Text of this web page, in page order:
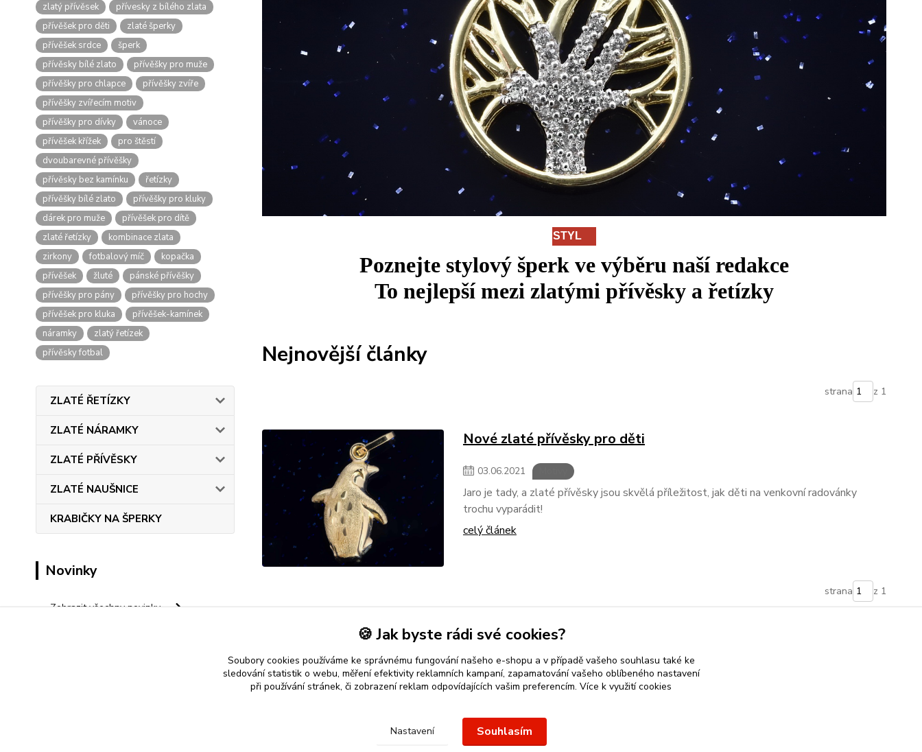
zlatý přívěsek
přívesky z bílého zlata
přívěšek pro děti
zlaté šperky
přívěšek srdce
šperk
přívěsky bílé zlato
přívěšky pro muže
přívěšky pro chlapce
přívěšky zvíře
přívěšky zvířecím motiv
přívěšky pro dívky
vánoce
přívěšek křížek
pro štěstí
dvoubarevné přívěšky
přívěsky bez kamínku
řetízky
přívěšky bílé zlato
přívěšky pro kluky
dárek pro muže
přívěšek pro dítě
zlaté řetízky
kombinace zlata
zirkony
fotbalový míč
kopačka
přívěšek
žluté
pánské přívěšky
přívěšky pro pány
přívěšky pro hochy
přívěšek pro kluka
přívěšek-kamínek
náramky
zlatý řetízek
přívěsky fotbal
ZLATÉ ŘETÍZKY
ZLATÉ NÁRAMKY
ZLATÉ PŘÍVĚSKY
ZLATÉ NAUŠNICE
KRABIČKY NA ŠPERKY
Novinky
Zobrazit všechny novinky
STYL
Poznejte stylový šperk ve výběru naší redakce
To nejlepší mezi zlatými přívěsky a řetízky
Nejnovější články
strana z 1
Nové zlaté přívěsky pro děti
03.06.2021
Jaro je tady, a zlaté přívěsky jsou skvělá příležitost, jak děti na venkovní radovánky
trochu vyparádit!
celý článek
strana z 1
nebo řetízek spolehlivý nápad na dárek.
🍪 Jak byste rádi své cookies?
Soubory cookies používáme ke správnému fungování našeho e-shopu a v případě vašeho souhlasu také ke
sledování statistik o webu, měření efektivity reklamních kampaní, zapamatování vašeho oblíbeného nastavení
při používání stránek, či zobrazení reklam odpovídajících vašim preferencím. Více k využití cookies
Nastavení Souhlasím